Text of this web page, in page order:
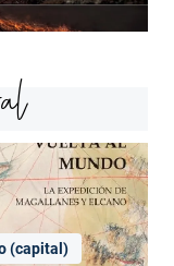
(capital)